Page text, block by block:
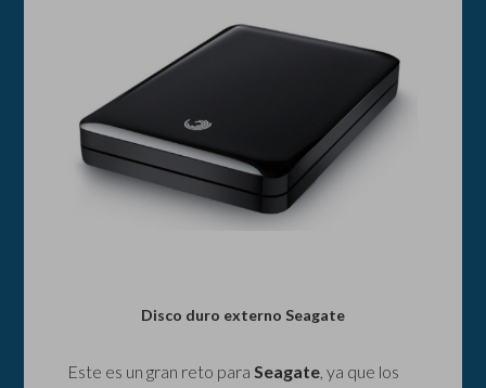
Disco duro externo Seagate
Este es un gran reto paraSeagate, ya que los